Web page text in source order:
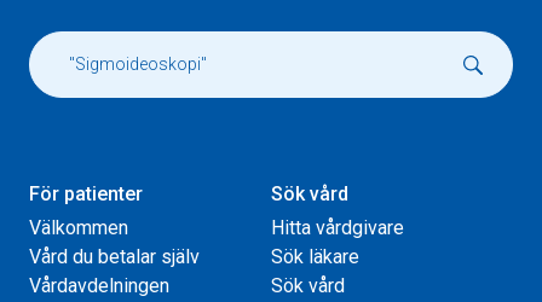
För patienter
Välkommen
Vård du betalar själv
Vårdavdelningen
Sök vård
Hitta vårdgivare
Sök läkare
Sök vård